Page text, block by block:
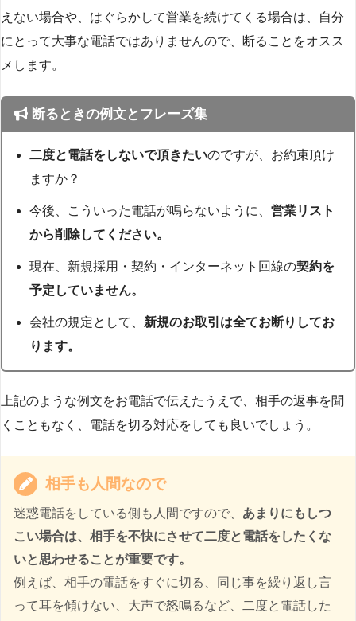
えない場合や、はぐらかして営業を続けてくる場合は、自分
にとって大事な電話ではありませんので、断ることをオスス
メします。
断るときの例文とフレーズ集
二度と電話をしないで頂きたいのですが、お約束頂け
ますか？
今後、こういった電話が鳴らないように、営業リスト
から削除してください。
現在、新規採用・契約・インターネット回線の契約を
予定していません。
会社の規定として、 新規のお取引は全てお断りしてお
ります。
上記のような例文をお電話で伝えたうえで、相手の返事を聞
くこともなく、電話を切る対応をしても良いでしょう。
相手も人間なので
迷惑電話をしている側も人間ですので、 あまりにもしつ
こい場合は、相手を不快にさせて二度と電話をしたくな
いと思わせることが重要です。
例えば、相手の電話をすぐに切る、同じ事を繰り返し言
って耳を傾けない、大声で怒鳴るなど、二度と電話した